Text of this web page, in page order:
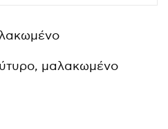
μαλακωμένο